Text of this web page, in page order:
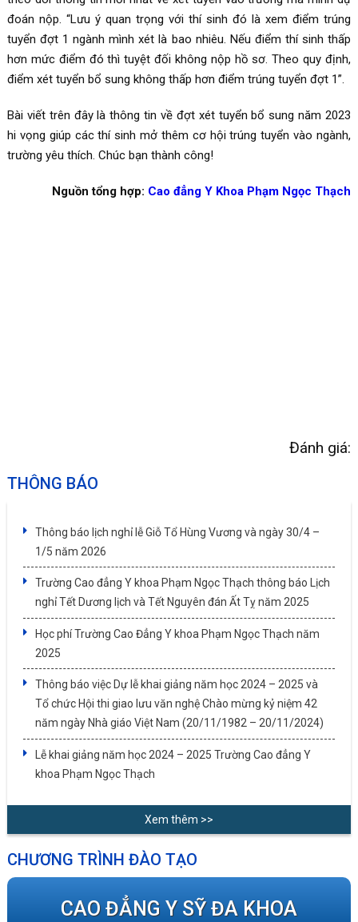
đoán nộp. “Lưu ý quan trọng với thí sinh đó là xem điểm trúng
tuyển đợt 1 ngành mình xét là bao nhiêu. Nếu điểm thí sinh thấp
hơn mức điểm đó thì tuyệt đối không nộp hồ sơ. Theo quy định,
điểm xét tuyển bổ sung không thấp hơn điểm trúng tuyển đợt 1”.
Bài viết trên đây là thông tin về đợt xét tuyển bổ sung năm 2023
hi vọng giúp các thí sinh mở thêm cơ hội trúng tuyển vào ngành,
trường yêu thích. Chúc bạn thành công!
Nguồn tổng hợp: Cao đẳng Y Khoa Phạm Ngọc Thạch
Đánh giá:
THÔNG BÁO
Thông báo lịch nghỉ lễ Giỗ Tổ Hùng Vương và ngày 30/4 –
1/5 năm 2026
Trường Cao đẳng Y khoa Phạm Ngọc Thạch thông báo Lịch
nghỉ Tết Dương lịch và Tết Nguyên đán Ất Tỵ năm 2025
Học phí Trường Cao Đẳng Y khoa Phạm Ngọc Thạch năm
2025
Thông báo việc Dự lễ khai giảng năm học 2024 – 2025 và
Tổ chức Hội thi giao lưu văn nghệ Chào mừng kỷ niệm 42
năm ngày Nhà giáo Việt Nam (20/11/1982 – 20/11/2024)
Lễ khai giảng năm học 2024 – 2025 Trường Cao đẳng Y
khoa Phạm Ngọc Thạch
Xem thêm >>
CHƯƠNG TRÌNH ĐÀO TẠO
CAO ĐẲNG Y SỸ ĐA KHOA